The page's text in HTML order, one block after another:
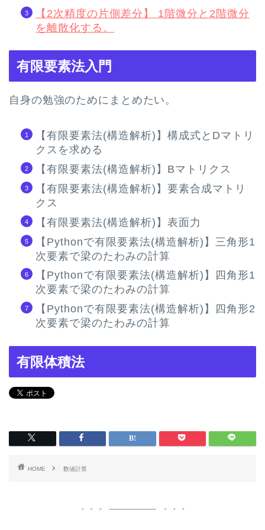
【2次精度の片側差分】 1階微分と2階微分
を離散化する。
有限要素法入門
自身の勉強のためにまとめたい。
【有限要素法(構造解析)】構成式とDマトリ
クスを求める
【有限要素法(構造解析)】Bマトリクス
【有限要素法(構造解析)】要素合成マトリ
クス
【有限要素法(構造解析)】表面力
【Pythonで有限要素法(構造解析)】三角形1
次要素で梁のたわみの計算
【Pythonで有限要素法(構造解析)】四角形1
次要素で梁のたわみの計算
【Pythonで有限要素法(構造解析)】四角形2
次要素で梁のたわみの計算
有限体積法
HOME 数値計算